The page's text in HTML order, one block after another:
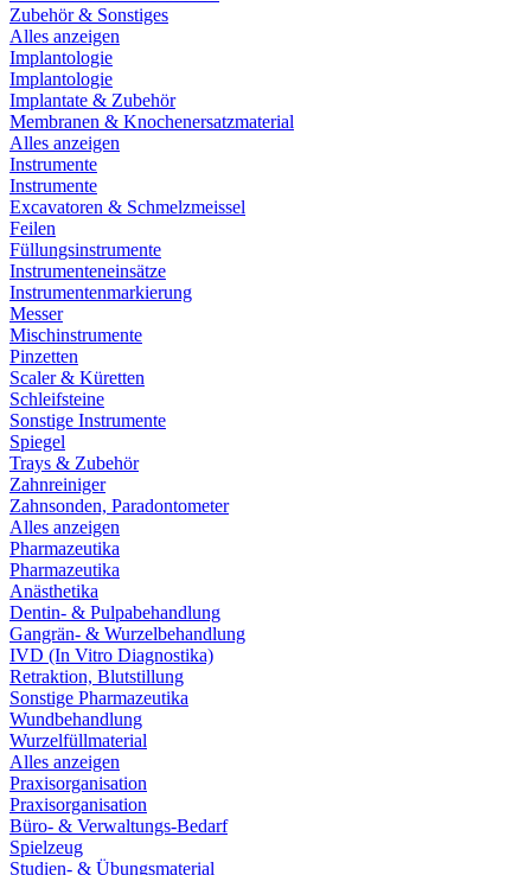
Zubehör & Sonstiges
Alles anzeigen
Implantologie
Implantologie
Implantate & Zubehör
Membranen & Knochenersatzmaterial
Alles anzeigen
Instrumente
Instrumente
Excavatoren & Schmelzmeissel
Feilen
Füllungsinstrumente
Instrumenteneinsätze
Instrumentenmarkierung
Messer
Mischinstrumente
Pinzetten
Scaler & Küretten
Schleifsteine
Sonstige Instrumente
Spiegel
Trays & Zubehör
Zahnreiniger
Zahnsonden, Paradontometer
Alles anzeigen
Pharmazeutika
Pharmazeutika
Anästhetika
Dentin- & Pulpabehandlung
Gangrän- & Wurzelbehandlung
IVD (In Vitro Diagnostika)
Retraktion, Blutstillung
Sonstige Pharmazeutika
Wundbehandlung
Wurzelfüllmaterial
Alles anzeigen
Praxisorganisation
Praxisorganisation
Büro- & Verwaltungs-Bedarf
Spielzeug
Studien- & Übungsmaterial